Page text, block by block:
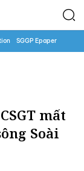
SGGP Epaper
mất
Soài